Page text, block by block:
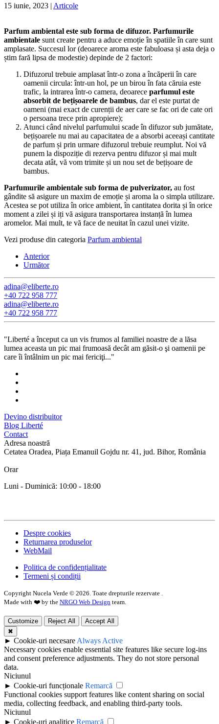
15 iunie, 2023 | Articole
Parfum ambiental este sub forma de difuzor. Parfumurile
ambientale sunt create pentru a aduce emoție în spatiile în care sunt
amplasate. Succesul lor (deoarece aroma este fabuloasa și asta deja o
știm fară lipsa de modestie) depinde de 2 factori:
Difuzorul trebuie amplasatîntr-o zona aîncăperii în care
oamenii circula:într-un hol, pe un birouîn fata căruia este
trafic, la intrarea într-o camera, deoarece parfumul este
absorbit de bețișoarele de bambus, dar el este purtat de
oameni (mai exact de curenții de aer care se fac ori de cate ori
o persoana trece prin apropiere);
Atunci când nivelul parfumului scadeîn difuzor sub jumătate,
bețișoarele nu mai au capacitatea de a absorbi aceeași cantitate
de parfum și prin urmare difuzorul trebuie reumplut. Noi vă
punem la dispoziție di rezerva pentru difuzorși mai mult
decata atât, vă vom trimite și un nou set de bețișoare de
bambus.
Parfumurile ambientale sub forma de pulverizator, au fost
gândite să asigure un maxim de emoție și aroma la o simpla utilizare.
Acestea se pot utiliza în orice ambient,în cantitatea dorita și în orice
moment a zilei și iți vă asigura transportarea instanță în lumea
aromelor. Mai mult, te vă face de neuitatîn cazul unei vizite.
Vezi produse din categoria Parfum ambiental
Anterior
Următor
adina@eliberte.ro
+40 722 958 777
adina@­eliberte.ro
+40 722 958 777
"Liberté a început ca un vis frumos al familiei noastre de a lăsa
lumea aceasta un pic mai frumoasă decât am găsit-o şi oamenii pe
care îi întâlnim un pic mai fericiţi..."
Devino distribuitor
Blog Liberté
Contact
Adresa noastră
Cetatea Oradea, Piața Emanuil Gojdu nr. 41, jud. Bihor, România
Orar
Luni - Duminică: 10:00 - 18:00
Despre cookies
Returnarea produselor
WebMail
Politica de confidențialitate
Termeni și condiții
Copyright Nucela Verde © 2026 . Toate drepturile rezervate .
Made with ❤️ by the NRGO Web Design team.
Customize Reject All
Accept All
✖
► Cookie-uri necesare Always Active
Necessary cookies enable essential site features like secure log-ins
and consent preference adjustments. They do not store personal
data.
Niciunul
► Cookie-uri funcționale Remarcă
Functional cookies support features like content sharing on social
media, collecting feedback, and enabling third-party tools.
Niciunul
► Cookie-uri analitice Remarcă